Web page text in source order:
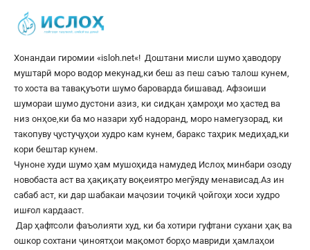
Хонандаи гиромии «isloh.net«! Доштани мисли шумо ҳаводору
муштарӣ моро водор мекунад,ки беш аз пеш саъю талош кунем,
то хоста ва тавақуъоти шумо бароварда бишавад. Афзоиши
шумораи шумо дустони азиз, ки сидқан ҳамроҳи мо ҳастед ва
низ онҳое,ки ба мо назари хуб надоранд, моро намегузорад, ки
такопуву ҷустуҷуҳои худро кам кунем, баракс таҳрик медиҳад,ки
кори бештар кунем.
Чуноне худи шумо ҳам мушоҳида намудед Ислоҳ минбари озоду
новобаста аст ва ҳақиқату воқеиятро мегӯяду менависад.Аз ин
сабаб аст, ки дар шабакаи маҷозии тоҷикӣ ҷойгоҳи хоси худро
ишғол кардааст.
Дар ҳафтсоли фаъолияти худ, ки ба хотири гуфтани сухани ҳақ ва
ошкор сохтани ҷиноятҳои мақомот борҳо мавриди ҳамлаҳои